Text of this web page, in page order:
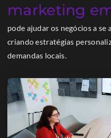
marketing
pode ajudar os negócios a se
criando estratégias
demandas locais.